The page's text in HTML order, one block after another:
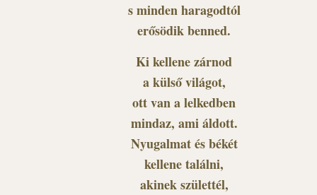
s minden haragodtól
erősödik benned.
Ki kellene zárnod
a külső világot,
ott van a lelkedben
mindaz, ami áldott.
Nyugalmat és békét
kellene találni,
akinek születtél,